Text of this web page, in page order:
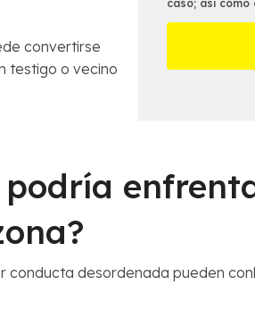
convertirse
testigo o vecino
*
i
r
a
l
a
m
s
caso; así como
podría
conducta desordenada pueden